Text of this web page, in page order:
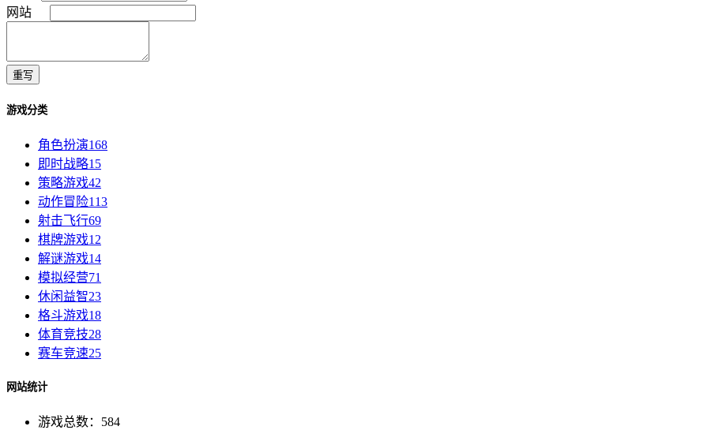
网站
重写
游戏分类
角色扮演168
即时战略15
策略游戏42
动作冒险113
射击飞行69
棋牌游戏12
解谜游戏14
模拟经营71
休闲益智23
格斗游戏18
体育竞技28
赛车竞速25
网站统计
游戏总数：584